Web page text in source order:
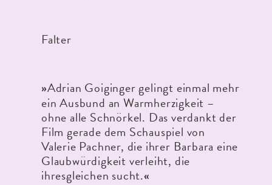
Falter
»Adrian Goiginger gelingt einmal mehr
ein Ausbund an Warmherzigkeit –
ohne alle Schnörkel. Das verdankt der
Film gerade dem Schauspiel von
Valerie Pachner, die ihrer Barbara eine
Glaubwürdigkeit verleiht, die
ihresgleichen sucht.«